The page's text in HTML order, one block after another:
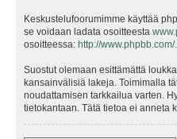
Keskustelufoorumimme käyttää
se voidaan ladata osoitteesta
osoitteessa: http://www.phpbb.com/.
Suostut olemaan esittämättä
kansainvälisiä lakeja. Toimimalla
noudattamisen tarkkailua varten.
tietokantaan. Tätä tietoa ei anneta